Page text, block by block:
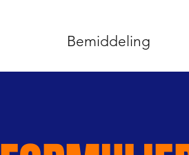
Bemiddeling